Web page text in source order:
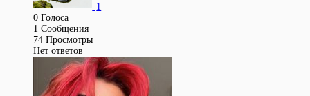
1
0 Голоса
1 Сообщения
74 Просмотры
Нет ответов